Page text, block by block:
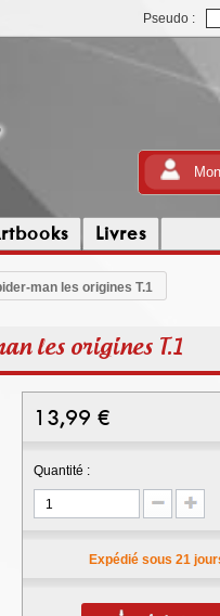
Pseudo :
Livres
man les origines T.1
les origines T.1
13,99 €
Quantité :
Expédié sous 21